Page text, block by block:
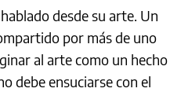
desde su arte. Un
por más de uno
al arte como un hecho
debe ensuciarse con el